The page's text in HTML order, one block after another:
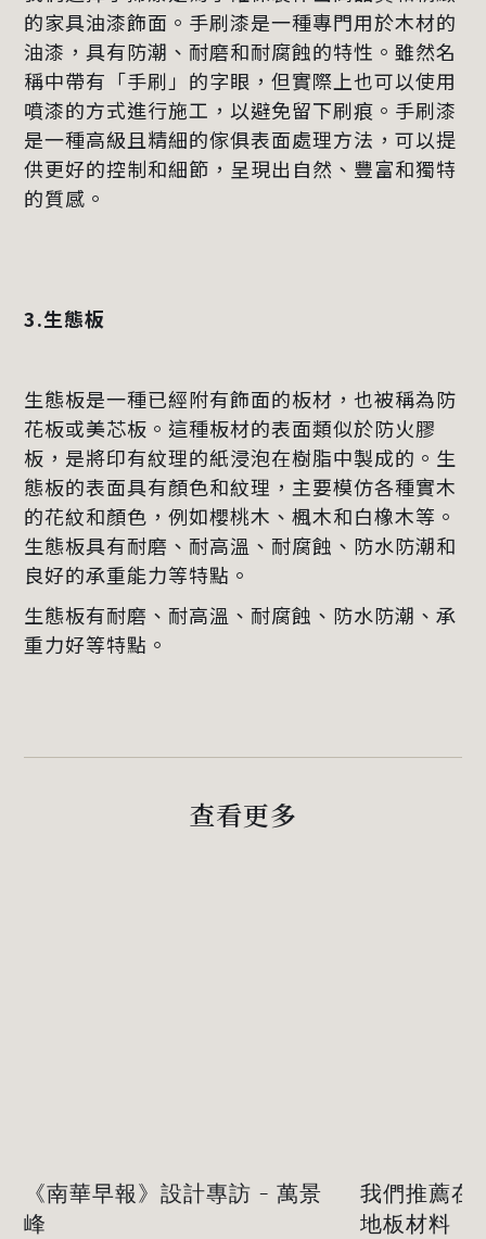
的家具油漆飾面。手刷漆是一種專門用於木材的
油漆，具有防潮、耐磨和耐腐蝕的特性。雖然名
稱中帶有「手刷」的字眼，但實際上也可以使用
噴漆的方式進行施工，以避免留下刷痕。手刷漆
是一種高級且精細的傢俱表面處理方法，可以提
供更好的控制和細節，呈現出自然、豐富和獨特
的質感。
3.生態板
生態板是一種已經附有飾面的板材，也被稱為防
花板或美芯板。這種板材的表面類似於防火膠
板，是將印有紋理的紙浸泡在樹脂中製成的。生
態板的表面具有顏色和紋理，主要模仿各種實木
的花紋和顏色，例如櫻桃木、楓木和白橡木等。
生態板具有耐磨、耐高溫、耐腐蝕、防水防潮和
良好的承重能力等特點。
生態板有耐磨、耐高溫、耐腐蝕、防水防潮、承
重力好等特點。
查看更多
《南華早報》設計專訪 - 萬景
峰
我們推薦在
地板材料